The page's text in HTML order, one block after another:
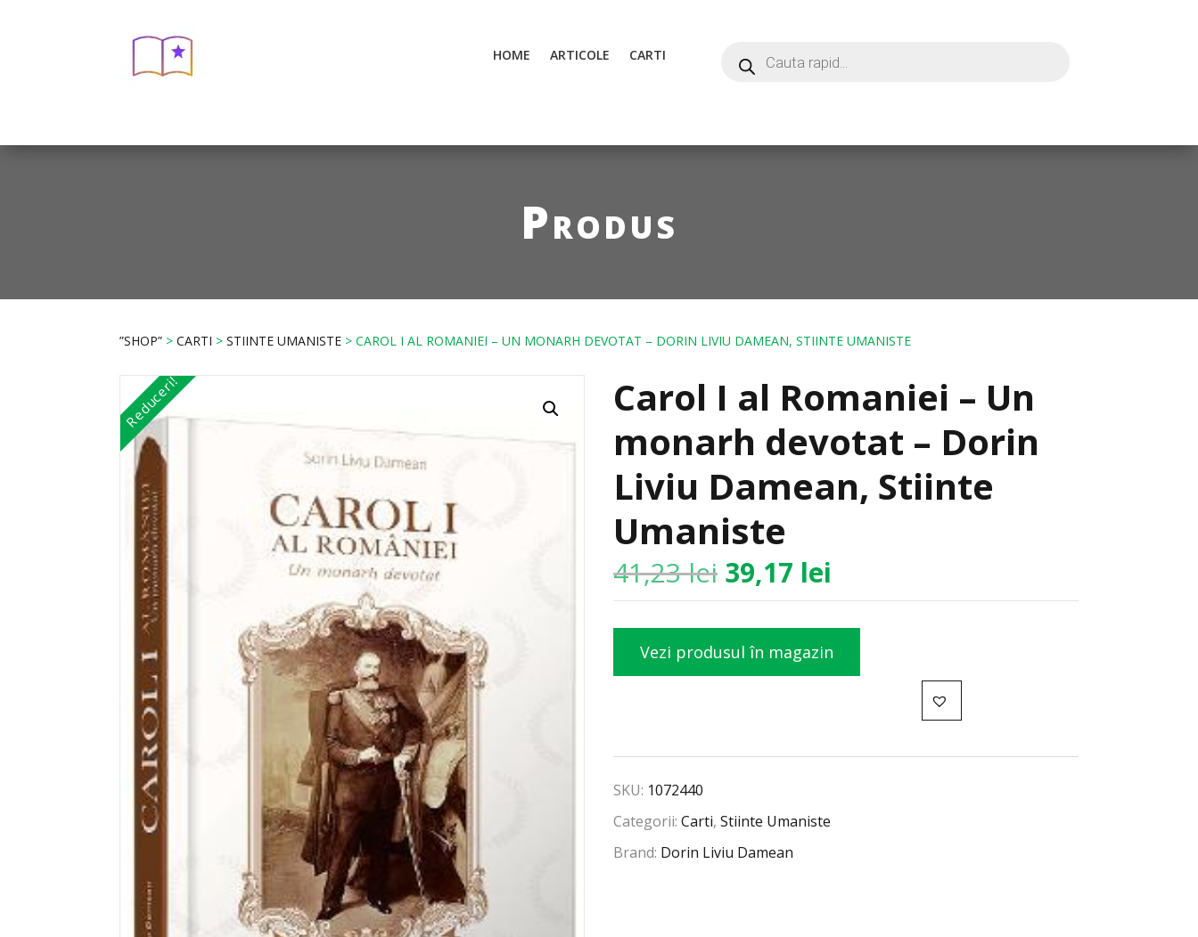
HOME ARTICOLE CARTI
Produs
”SHOP” >CARTI >STIINTE UMANISTE > CAROL I AL ROMANIEI – UN MONARH DEVOTAT – DORIN LIVIU DAMEAN, STIINTE UMANISTE
Reduceri!
Carol I al Romaniei – Un
monarh devotat – Dorin
Liviu Damean, Stiinte
Umaniste
41,23lei 39,17 lei
Vezi produsul în magazin
SKU: 1072440
Categorii:Carti,Stiinte Umaniste
Brand: Dorin Liviu Damean